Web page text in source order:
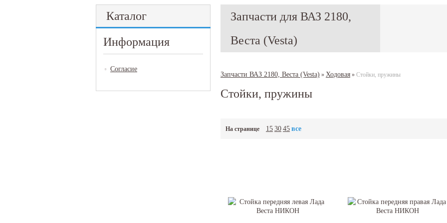
Каталог
Информация
Согласие
Запчасти для ВАЗ 2180,
Веста (Vesta)
Запчасти ВАЗ 2180, Веста (Vesta) » Ходовая » Стойки, пружины
Стойки, пружины
На странице 153045все